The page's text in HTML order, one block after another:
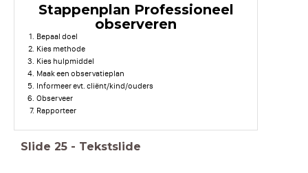
Stappenplan Professioneel
observeren
Bepaal doel
Kies methode
Kies hulpmiddel
Maak een observatieplan
Informeer evt. cliënt/kind/ouders
Observeer
Rapporteer
Slide 25 - Tekstslide